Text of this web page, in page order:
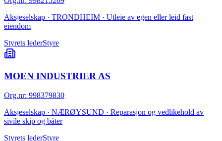
Aksjeselskap · TRONDHEIM · Utleie av egen eller leid fast
eiendom
Styrets lederStyre
MOEN INDUSTRIER AS
Org.nr: 998379830
Aksjeselskap · NÆRØYSUND · Reparasjon og vedlikehold av
sivile skip og båter
Styrets lederStyre